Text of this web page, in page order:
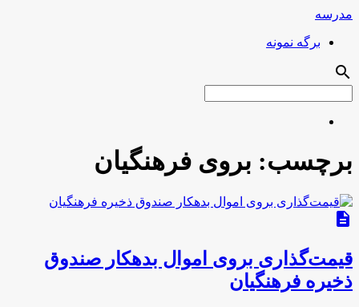
مدرسه
برگه نمونه
search
برچسب: بروی فرهنگیان
description
قیمت‌گذاری بروی اموال بدهکار صندوق
ذخیره فرهنگیان